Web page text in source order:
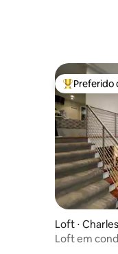
Entre os
Preferido
Loft ⋅
Loft em